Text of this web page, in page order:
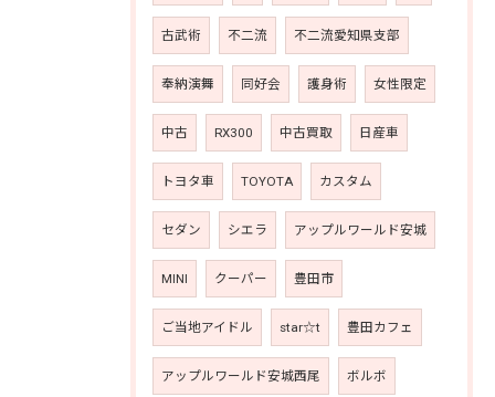
古武術 不二流 不二流愛知県支部
奉納演舞 同好会 護身術 女性限定
中古 RX300 中古買取 日産車
トヨタ車 TOYOTA カスタム
セダン シエラ アップルワールド安城
MINI クーパー 豊田市
ご当地アイドル star☆t 豊田カフェ
アップルワールド安城西尾 ボルボ